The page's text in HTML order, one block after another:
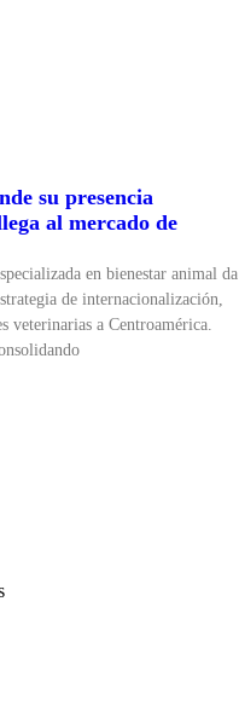
su presencia
al mercado de
en bienestar animal da
de internacionalización,
veterinarias a Centroamérica.